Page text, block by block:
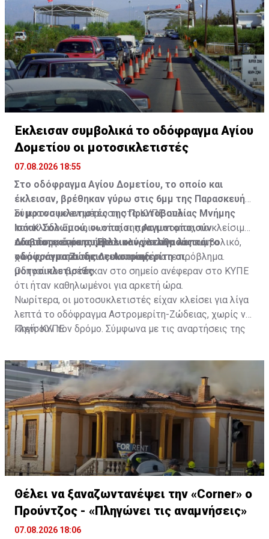
Έκλεισαν συμβολικά το οδόφραγμα Αγίου
Δομετίου οι μοτοσικλετιστές
07.08.2026 18:55
Στο οδόφραγμα Αγίου Δομετίου, το οποίο και
έκλεισαν, βρέθηκαν γύρω στις 6μμ της Παρασκευής
οι μοτοσυκλετιστές της Πρωτοβουλίας Μνήμης
Ισάακ-Σολωμού, οι οποίοι πραγματοποιούν
οδοιπορικό σε συμβολικούς σταθμούς και
οδοφράγματα της Λευκωσίας.
Σύμφωνα με ενημέρωση στο ΚΥΠΕ από
τον Κλάδο Επικοινωνίας της Αστυνομίας, το κλείσιμο
του οδοφράγματος ήταν ολιγόλεπτο και συμβολικό,
χωρίς να παρουσιαστεί οποιοδήποτε πρόβλημα.
Διαβάστε επίσης:Έκλεισαν για λίγα λεπτά το
οδόφραγμα Ζώδειας-Αστρομερίτη οι
μοτοσικλετιστές
Οδηγοί που βρέθηκαν στο σημείο ανέφεραν στο ΚΥΠΕ
ότι ήταν καθηλωμένοι για αρκετή ώρα.
Νωρίτερα, οι μοτοσυκλετιστές είχαν κλείσει για λίγα
λεπτά το οδόφραγμα Αστρομερίτη-Ζώδειας, χωρίς να
κλείσουν τον δρόμο. Σύμφωνα με τις αναρτήσεις της
τους, οι μοτοσυκλετιστές έκαναν στάση και στον
Τύμβο Μακεδονίτισσας, πριν φτάσουν στο οδόφραγμα
Αγίου Δομετίου.
Πηγή: ΚΥΠΕ
Θέλει να ξαναζωντανέψει την «Corner» o
Προύντζος - «Πληγώνει τις αναμνήσεις»
07.08.2026 18:06